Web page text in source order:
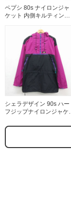
ペプシ 80s ナイロンジャ
ケット 内側キルティング
シェラデザイン 90s ハー
フジップナイロンジャケ
| 古着